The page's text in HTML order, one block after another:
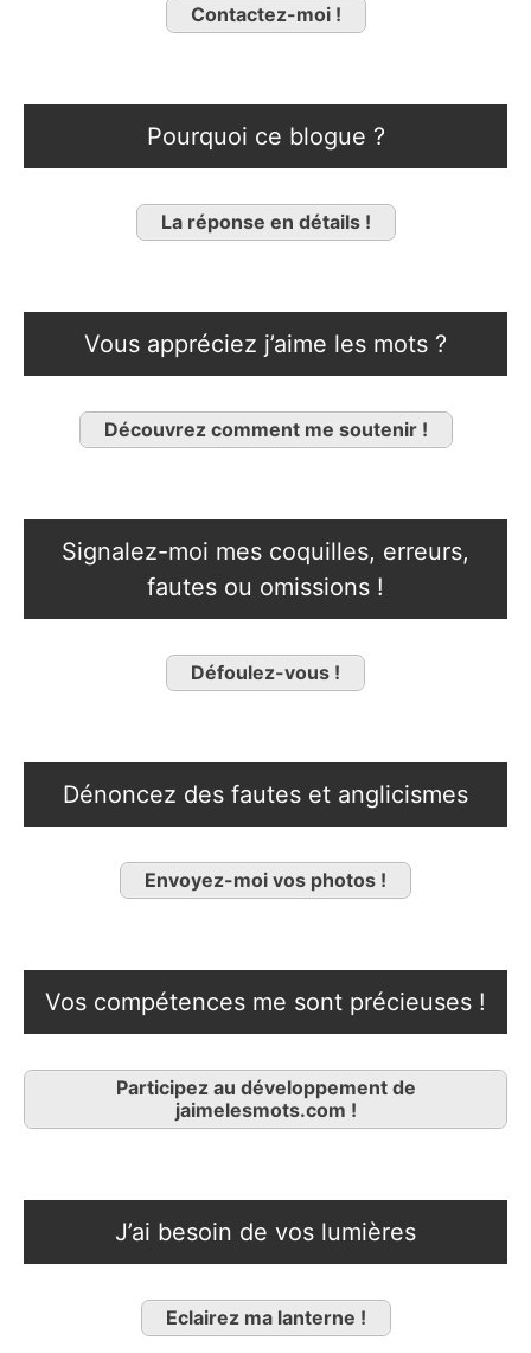
Contactez-moi !
Pourquoi ce blogue ?
La réponse en détails !
Vous appréciez j’aime les mots ?
Découvrez comment me soutenir !
Signalez-moi mes coquilles, erreurs,
fautes ou omissions !
Défoulez-vous !
Dénoncez des fautes et anglicismes
Envoyez-moi vos photos !
Vos compétences me sont précieuses !
Participez au développement de
jaimelesmots.com !
J’ai besoin de vos lumières
Eclairez ma lanterne !